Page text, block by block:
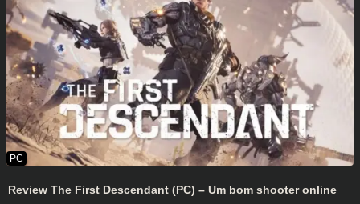
Review The First Descendant (PC) – Um bom shooter online